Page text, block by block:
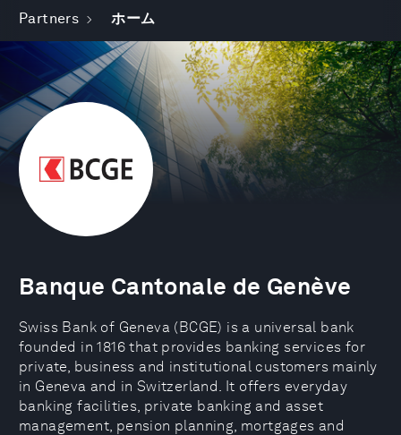
Partners ホーム
Banque Cantonale de Genève
Swiss Bank of Geneva (BCGE) is a universal bank
founded in 1816 that provides banking services for
private, business and institutional customers mainly
in Geneva and in Switzerland. It offers everyday
banking facilities, private banking and asset
management, pension planning, mortgages and